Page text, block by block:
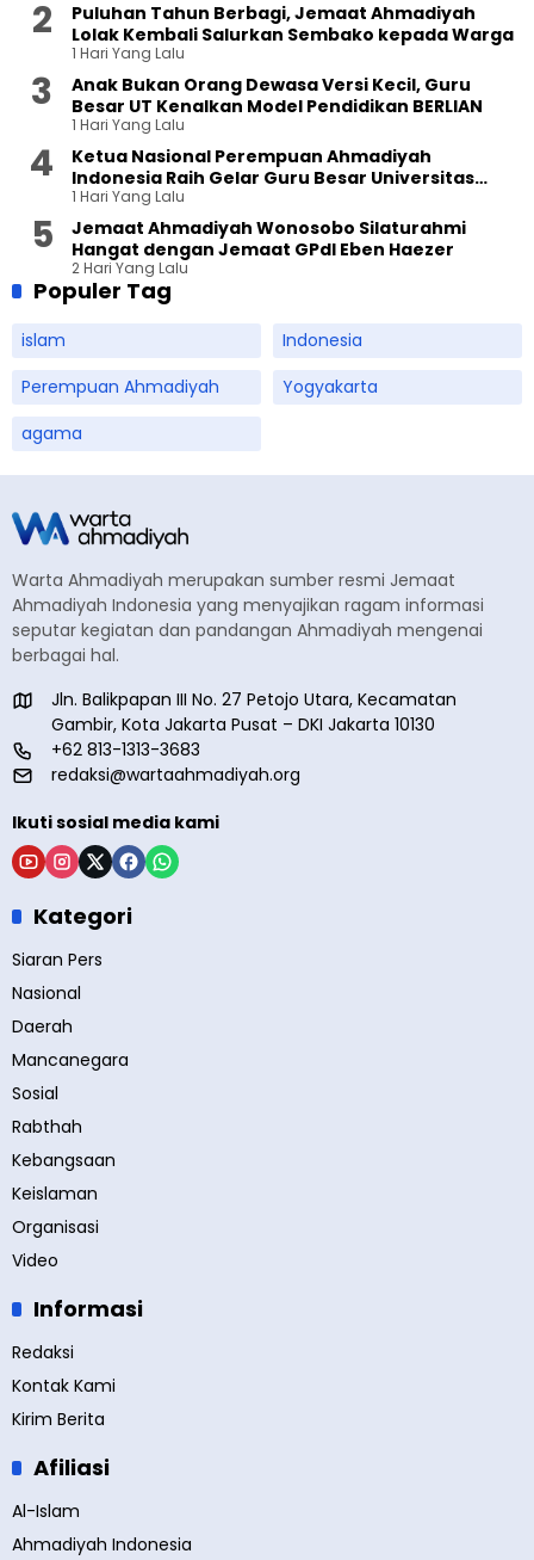
Puluhan Tahun Berbagi, Jemaat Ahmadiyah
Lolak Kembali Salurkan Sembako kepada Warga
1 Hari Yang Lalu
Anak Bukan Orang Dewasa Versi Kecil, Guru
Besar UT Kenalkan Model Pendidikan BERLIAN
1 Hari Yang Lalu
Ketua Nasional Perempuan Ahmadiyah
Indonesia Raih Gelar Guru Besar Universitas
Terbuka
1 Hari Yang Lalu
Jemaat Ahmadiyah Wonosobo Silaturahmi
Hangat dengan Jemaat GPdI Eben Haezer
2 Hari Yang Lalu
Populer Tag
islam
Indonesia
Perempuan Ahmadiyah
Yogyakarta
agama
Warta Ahmadiyah merupakan sumber resmi Jemaat
Ahmadiyah Indonesia yang menyajikan ragam informasi
seputar kegiatan dan pandangan Ahmadiyah mengenai
berbagai hal.
Jln. Balikpapan III No. 27 Petojo Utara, Kecamatan
Gambir, Kota Jakarta Pusat – DKI Jakarta 10130
+62 813-1313-3683
redaksi@wartaahmadiyah.org
Ikuti sosial media kami
Kategori
Siaran Pers
Nasional
Daerah
Mancanegara
Sosial
Rabthah
Kebangsaan
Keislaman
Organisasi
Video
Informasi
Redaksi
Kontak Kami
Kirim Berita
Afiliasi
Al-Islam
Ahmadiyah Indonesia